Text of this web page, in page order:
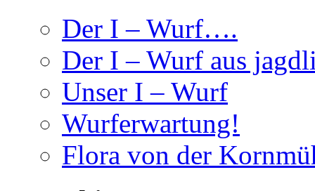
Der I – Wurf….
Der I – Wurf aus
Unser I – Wurf
Wurferwartung!
Flora von der